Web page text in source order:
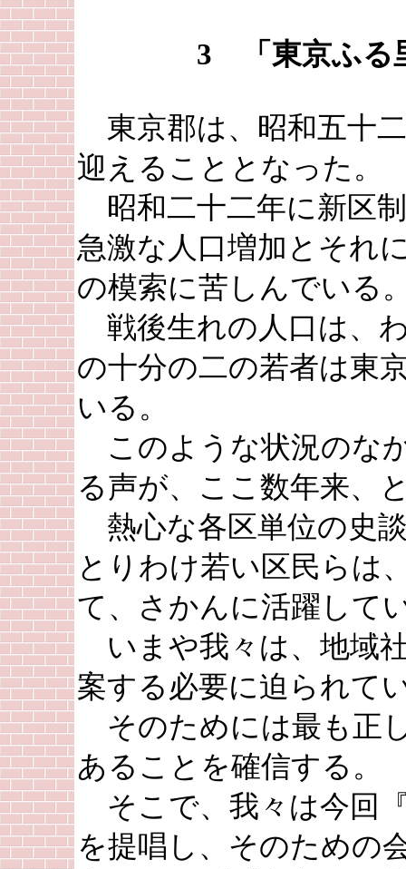
3 「東京ふる
東京郡は、昭和五十
迎えることとなった。
昭和二十二年に新区
急激な人口増加とそれ
の模索に苦しんでいる
戦後生れの人口は、
の十分の二の若者は東
いる。
このような状況のな
る声が、ここ数年来、
熱心な各区単位の史
とりわけ若い区民らは
て、さかんに活躍して
いまや我々は、地域
案する必要に迫られて
そのためには最も
あることを確信する。
そこで、我々は今回
を提唱し、そのための